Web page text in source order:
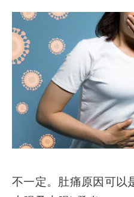
不一定。肚痛原因可以